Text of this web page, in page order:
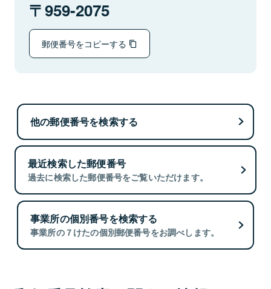
959-2075
郵便番号をコピーする
他の郵便番号を検索する
最近検索した郵便番号
過去に検索した郵便番号をご覧いただけます。
事業所の個別番号を検索する
事業所の７けたの個別郵便番号をお調べします。